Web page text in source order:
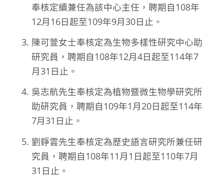
奉核定續兼任為該中心主任，聘期自108年
12月16日起至109年9月30日止。
陳可萱女士奉核定為生物多樣性研究中心助
研究員，聘期自108年12月4日起至114年7
月31日止。
吳志航先生奉核定為植物暨微生物學研究所
助研究員，聘期自109年1月20日起至114年
7月31日止。
劉錚雲先生奉核定為歷史語言研究所兼任研
究員，聘期自108年11月1日起至110年7月
31日止。